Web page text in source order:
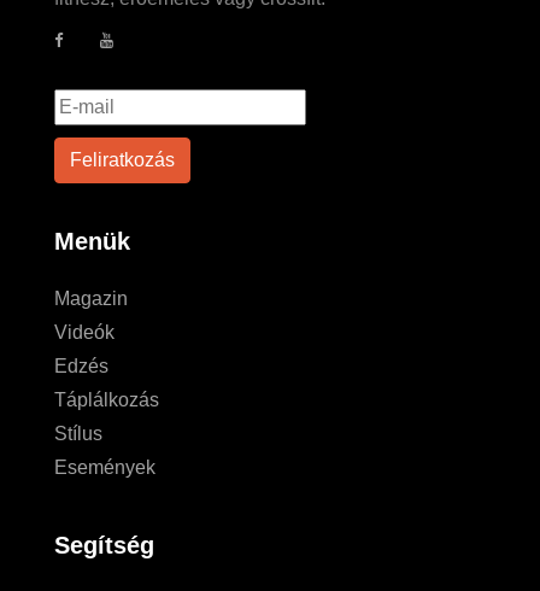
Menük
Magazin
Videók
Edzés
Táplálkozás
Stílus
Események
Segítség